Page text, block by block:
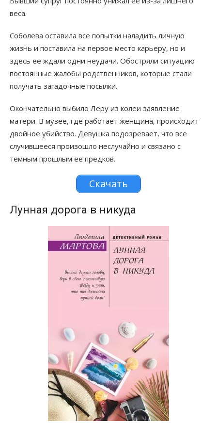
веса.
Соболева оставила все попытки наладить личную
жизнь и поставила на первое место карьеру, но и
здесь ее ждали одни неудачи. Обостряли ситуацию
постоянные жалобы родственников, которые стали
получать загадочные посылки.
Окончательно выбило Леру из колеи заявление
матери. В музее, где работает женщина, происходит
двойное убийство. Девушка подозревает, что все
случившееся произошло неслучайно и связано с
темным прошлым ее предков.
Скачать
Лунная дорога в никуда